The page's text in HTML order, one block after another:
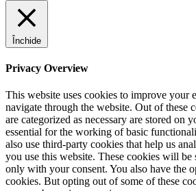
Închide
Privacy Overview
This website uses cookies to improve your
navigate through the website. Out of these
are categorized as necessary are stored on
essential for the working of basic
also use third-party cookies that help us
you use this website. These cookies will
only with your consent. You also have the
cookies. But opting out of some of these